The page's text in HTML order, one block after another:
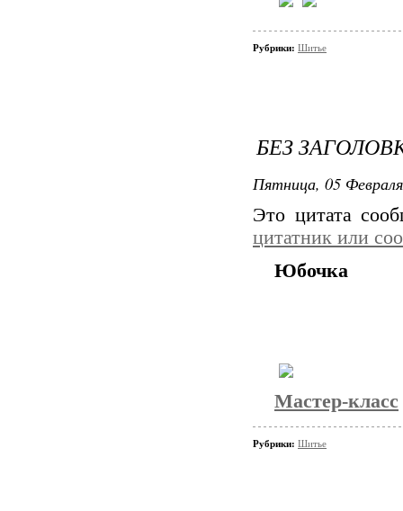
Рубрики: Шитье
БЕЗ
Пятница, 05
Это цитата
цитатник или
Юбочка
Мастер-класс
Рубрики: Шитье